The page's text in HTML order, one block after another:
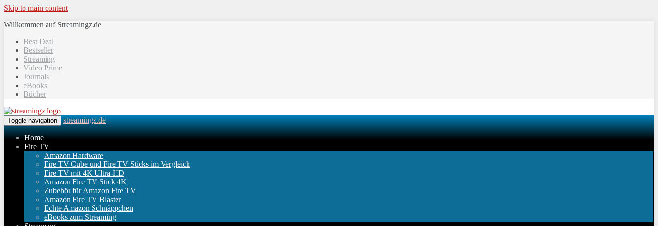
Skip to main content
Willkommen auf Streamingz.de
Best Deal
Bestseller
Streaming
Video Prime
Journals
eBooks
Bücher
Toggle navigation streamingz.de
Home
Fire TV
Amazon Hardware
Fire TV Cube und Fire TV Sticks im Vergleich
Fire TV mit 4K Ultra-HD
Amazon Fire TV Stick 4K
Zubehör für Amazon Fire TV
Amazon Fire TV Blaster
Echte Amazon Schnäppchen
eBooks zum Streaming